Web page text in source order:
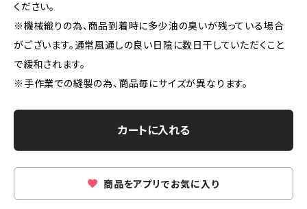
ください。
※機械織りの為、商品到着時に多少油の臭いが残っている場合
がございます。通常風通しの良い日陰に数日干していただくこと
で緩和されます。
※手作業での縫製の為、商品毎にサイズが異なります。
カートに入れる
商品をアプリでお気に入り